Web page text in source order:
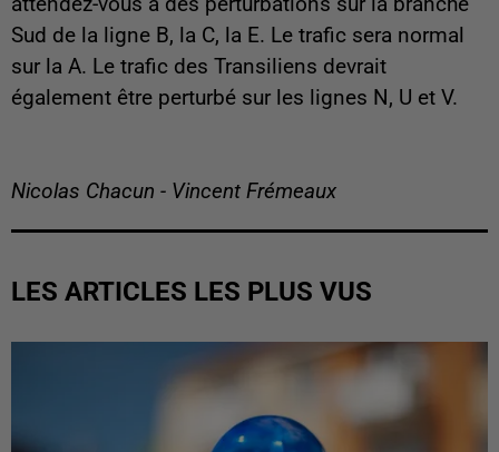
Sud de la ligne B, la C, la E. Le trafic sera normal
sur la A. Le trafic des Transiliens devrait
également être perturbé sur les lignes N, U et V.
Nicolas Chacun - Vincent Frémeaux
LES ARTICLES LES PLUS VUS